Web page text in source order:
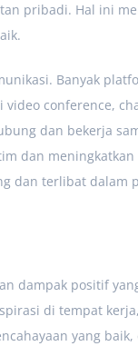
pribadi. Hal ini
Banyak
conference,
dan bekerja
dan
dan terlibat dalam
dampak positif
di tempat
yang